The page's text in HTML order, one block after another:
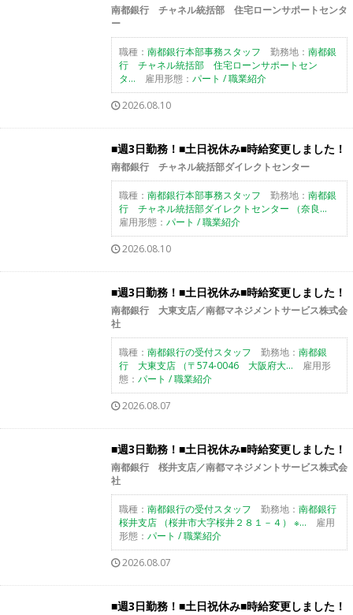
南都銀行 チャネル統括部 住宅ローンサポートセンタ
ー
職種： 南都銀行本部事務スタッフ 勤務地： 南都銀
行 チャネル統括部 住宅ローンサポートセン
タ...
雇用形態： パート / 職業紹介
2026.08.10
■週3日勤務！■土日祝休み■時給変更しました！
南都銀行 チャネル統括部ダイレクトセンター
職種： 南都銀行本部事務スタッフ 勤務地： 南都銀
行 チャネル統括部ダイレクトセンター （奈良...
雇用形態： パート / 職業紹介
2026.08.10
■週3日勤務！■土日祝休み■時給変更しました！
南都銀行 大東支店／南都マネジメントサービス株式会
社
職種： 南都銀行の受付スタッフ 勤務地： 南都銀
行 大東支店 （〒574-0046 大阪府大...
雇用形
態： パート / 職業紹介
2026.08.07
■週3日勤務！■土日祝休み■時給変更しました！
南都銀行 桜井支店／南都マネジメントサービス株式会
社
職種： 南都銀行の受付スタッフ 勤務地： 南都銀行
桜井支店 （桜井市大字桜井２８１－４） ※...
雇用
形態： パート / 職業紹介
2026.08.07
■週3日勤務！■土日祝休み■時給変更しました！